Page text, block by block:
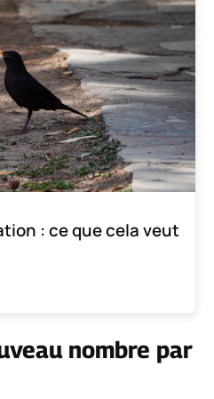
: ce que cela veut
nombre par